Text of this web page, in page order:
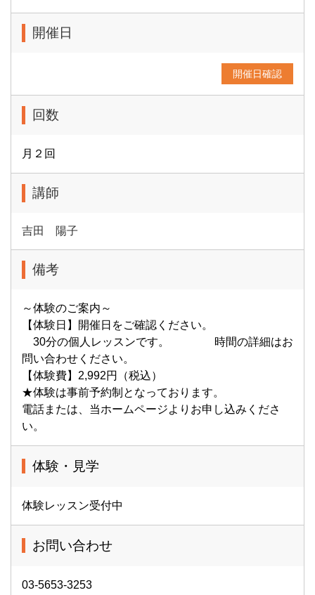
開催日
開催日確認
回数
月２回
講師
吉田 陽子
備考
～体験のご案内～
【体験日】開催日をご確認ください。
30分の個人レッスンです。 時間の詳細はお
問い合わせください。
【体験費】2,992円（税込）
★体験は事前予約制となっております。
電話または、当ホームページよりお申し込みくださ
い。
体験・見学
体験レッスン受付中
お問い合わせ
03-5653-3253